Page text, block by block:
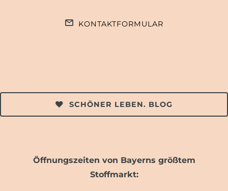
KONTAKTFORMULAR
SCHÖNER LEBEN. BLOG
Öffnungszeiten von Bayerns größtem
Stoffmarkt: